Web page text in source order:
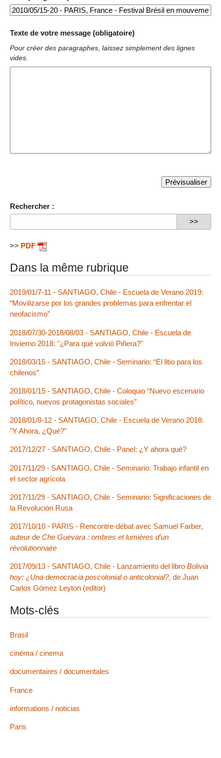
Texte de votre message (obligatoire)
Pour créer des paragraphes, laissez simplement des lignes
vides.
Rechercher :
>> PDF
Dans la même rubrique
2019/01/7-11 - SANTIAGO, Chile - Escuela de Verano 2019:
“Movilizarse por los grandes problemas para enfrentar el
neofacismo”
2018/07/30-2018/08/03 - SANTIAGO, Chile - Escuela de
Invierno 2018: "¿Para qué volvió Piñera?"
2018/03/15 - SANTIAGO, Chile - Seminario: “El litio para los
chilenos”
2018/01/15 - SANTIAGO, Chile - Coloquio “Nuevo escenario
político, nuevos protagonistas sociales”
2018/01/8-12 - SANTIAGO, Chile - Escuela de Verano 2018:
"Y Ahora, ¿Qué?"
2017/12/27 - SANTIAGO, Chile - Panel: ¿Y ahora qué?
2017/11/29 - SANTIAGO, Chile - Seminario: Trabajo infantil en
el sector agrícola
2017/11/29 - SANTIAGO, Chile - Seminario: Significaciones de
la Revolución Rusa
2017/10/10 - PARIS - Rencontre-débat avec Samuel Farber,
auteur de Che Guevara : ombres et lumières d’un
révolutionnaire
2017/09/13 - SANTIAGO, Chile - Lanzamiento del libro Bolivia
hoy: ¿Una democracia poscolonial o anticolonial?, de Juan
Carlos Gómez Leyton (editor)
Mots-clés
Brasil
cinéma / cinema
documentaires / documentales
France
informations / noticias
Paris